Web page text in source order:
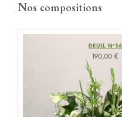
Nos compositions